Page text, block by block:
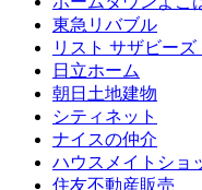
東急リバブル
リスト サザビー
日立ホーム
朝日土地建物
シティネット
ナイスの仲介
ハウスメイトショ
住友不動産販売